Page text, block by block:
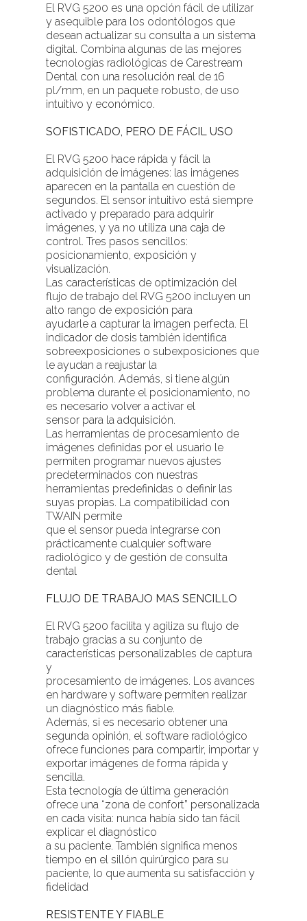
El RVG 5200 es una opción fácil de utilizar
y asequible para los odontólogos que
desean actualizar su consulta a un sistema
digital. Combina algunas de las mejores
tecnologías radiológicas de Carestream
Dental con una resolución real de 16
pl/mm, en un paquete robusto, de uso
intuitivo y económico.
SOFISTICADO, PERO DE FÁCIL USO
El RVG 5200 hace rápida y fácil la
adquisición de imágenes: las imágenes
aparecen en la pantalla en cuestión de
segundos. El sensor intuitivo está siempre
activado y preparado para adquirir
imágenes, y ya no utiliza una caja de
control. Tres pasos sencillos:
posicionamiento, exposición y
visualización.
Las características de optimización del
flujo de trabajo del RVG 5200 incluyen un
alto rango de exposición para
ayudarle a capturar la imagen perfecta. El
indicador de dosis también identifica
sobreexposiciones o subexposiciones que
le ayudan a reajustar la
configuración. Además, si tiene algún
problema durante el posicionamiento, no
es necesario volver a activar el
sensor para la adquisición.
Las herramientas de procesamiento de
imágenes definidas por el usuario le
permiten programar nuevos ajustes
predeterminados con nuestras
herramientas predefinidas o definir las
suyas propias. La compatibilidad con
TWAIN permite
que el sensor pueda integrarse con
prácticamente cualquier software
radiológico y de gestión de consulta
dental
FLUJO DE TRABAJO MAS SENCILLO
El RVG 5200 facilita y agiliza su flujo de
trabajo gracias a su conjunto de
características personalizables de captura
y
procesamiento de imágenes. Los avances
en hardware y software permiten realizar
un diagnóstico más fiable.
Además, si es necesario obtener una
segunda opinión, el software radiológico
ofrece funciones para compartir, importar y
exportar imágenes de forma rápida y
sencilla.
Esta tecnología de última generación
ofrece una “zona de confort” personalizada
en cada visita: nunca había sido tan fácil
explicar el diagnóstico
a su paciente. También significa menos
tiempo en el sillón quirúrgico para su
paciente, lo que aumenta su satisfacción y
fidelidad
RESISTENTE Y FIABLE